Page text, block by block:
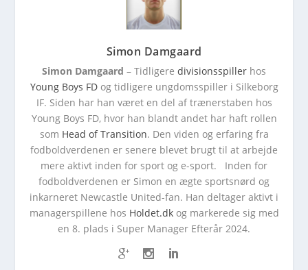
Simon Damgaard
Simon Damgaard – Tidligere divisionsspiller hos
Young Boys FDog tidligere ungdomsspiller i Silkeborg
IF. Siden har han været en del af trænerstaben hos
Young Boys FD, hvor han blandt andet har haft rollen
som Head of Transition. Den viden og erfaring fra
fodboldverdenen er senere blevet brugt til at arbejde
mere aktivt inden for sport og e-sport. Inden for
fodboldverdenen er Simon en ægte sportsnørd og
inkarneret Newcastle United-fan. Han deltager aktivt i
managerspillene hos Holdet.dkog markerede sig med
en 8. plads i Super Manager Efterår 2024.